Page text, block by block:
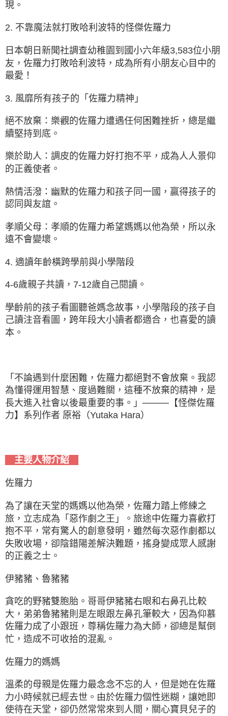
現。
2. 不靠魔法就打敗哈利波特的怪傑佐羅力
日本朝日新聞社調查幼稚園到國小六年級3,583位小朋
友，佐羅力打敗哈利波特，成為所有小朋友心目中的
最愛！
3. 風靡所有孩子的「佐羅力精神」
絕不放棄：樂觀的佐羅力遭遇任何困難挫折，總是繼
續堅持到底。
樂於助人：調皮的佐羅力好打抱不平，成為人人景仰
的正義使者。
熱情活潑：幽默的佐羅力和孩子同一國，贏得孩子的
認同與友誼。
孝順父母：孝順的佐羅力希望媽媽以他為榮，所以永
遠不會變壞。
4. 適讀年齡橫跨學前與小學階段
4-6歲親子共讀，7-12歲自己閱讀。
學齡前的孩子看圖聽爸媽念故事，小學階段的孩子自
己讀注音看圖，跨年段大小讀者都適合，也喜愛的讀
本。
「不論遇到什麼困難，佐羅力都絕對不會放棄。我認
為懂得運用智慧、度過難關，這種不放棄的精神，是
長大進入社會以後最重要的事。」────【怪傑佐羅
力】系列作者 原裕（Yutaka Hara）
主要人物介紹
佐羅力
為了讓在天堂的媽媽以他為榮，佐羅力踏上修練之
旅，立志成為「惡作劇之王」。旅途中佐羅力喜歡打
抱不平，常有驚人的創意發明，雖然每次惡作劇都以
失敗收場，卻陰錯陽差解決難題，搖身變成眾人感謝
的正義之士。
伊豬豬、魯豬豬
貪吃的野豬雙胞胎。哥哥伊豬豬右眼和右鼻孔比較
大，弟弟魯豬豬則是左眼跟左鼻孔筆較大，因為仰慕
佐羅力成了小跟班，尊稱佐羅力為大師，卻總是幫倒
忙，造成不可收拾的混亂。
佐羅力的媽媽
溫柔的母親是佐羅力最念念不忘的人，但是她在佐羅
力小時候就已經去世。由於佐羅力個性迷糊，讓她即
使待在天堂，卻仍然常常來到人間，關心寶貝兒子的